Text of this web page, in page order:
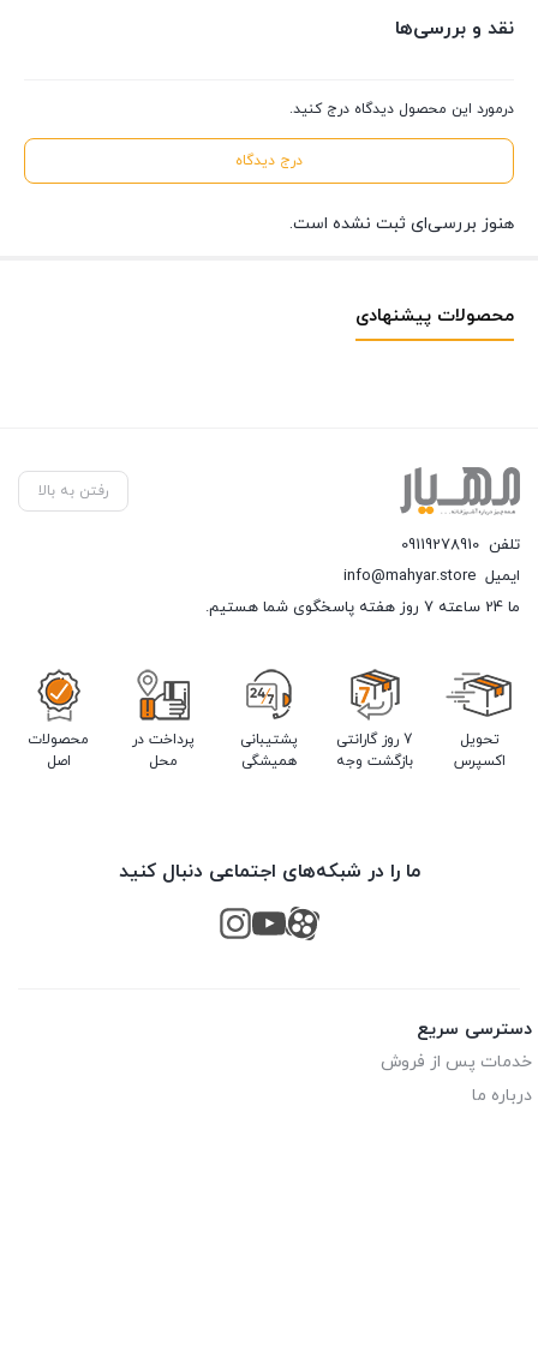
نقد و بررسی‌ها
درمورد این محصول دیدگاه درج کنید.
درج دیدگاه
هنوز بررسی‌ای ثبت نشده است.
محصولات پیشنهادی
رفتن به بالا
تلفن 09119278910
ایمیل info@mahyar.store
ما 24 ساعته 7 روز هفته پاسخگوی شما هستیم.
تحویل
اکسپرس
7 روز گارانتی
بازگشت وجه
پشتیبانی
همیشگی
پرداخت در
محل
محصولات
اصل
ما را در شبکه‌های اجتماعی دنبال کنید
دسترسی سریع
خدمات پس از فروش
درباره ما